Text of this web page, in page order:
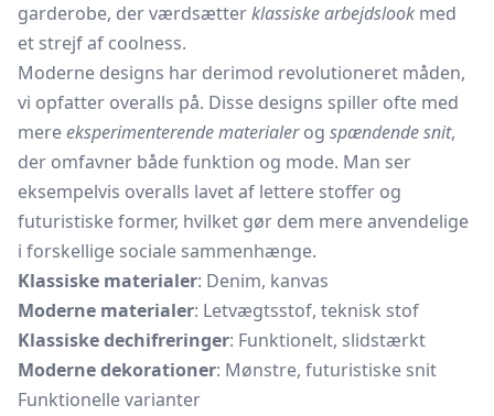
garderobe, der værdsætterklassiske arbejdslook med
et strejf af coolness.
Moderne designs har derimod revolutioneret måden,
vi opfatter overalls på. Disse designs spiller ofte med
mereeksperimenterende materialerog spændende snit,
der omfavner både funktion og mode. Man ser
eksempelvis overalls lavet af lettere stoffer og
futuristiske former, hvilket gør dem mere anvendelige
i forskellige sociale sammenhænge.
Klassiske materialer: Denim, kanvas
Moderne materialer: Letvægtsstof, teknisk stof
Klassiske dechifreringer: Funktionelt, slidstærkt
Moderne dekorationer: Mønstre, futuristiske snit
Funktionelle varianter